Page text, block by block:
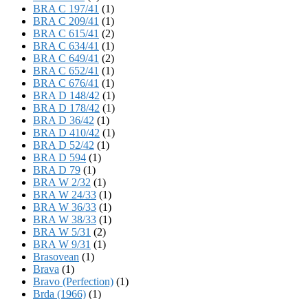
BRA C 197/41 (1)
BRA C 209/41 (1)
BRA C 615/41 (2)
BRA C 634/41 (1)
BRA C 649/41 (2)
BRA C 652/41 (1)
BRA C 676/41 (1)
BRA D 148/42 (1)
BRA D 178/42 (1)
BRA D 36/42 (1)
BRA D 410/42 (1)
BRA D 52/42 (1)
BRA D 594 (1)
BRA D 79 (1)
BRA W 2/32 (1)
BRA W 24/33 (1)
BRA W 36/33 (1)
BRA W 38/33 (1)
BRA W 5/31 (2)
BRA W 9/31 (1)
Brasovean (1)
Brava (1)
Bravo (Perfection) (1)
Brda (1966) (1)